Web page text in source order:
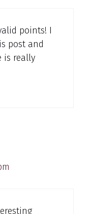
points! I
post and
is really